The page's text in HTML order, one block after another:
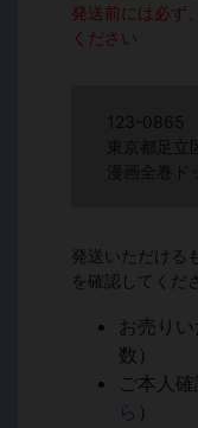
発送前には必ず
ください
123-0865
東京都足
漫画全巻
発送いただける
を確認してくだ
お売り
数）
ご本人
ら ）